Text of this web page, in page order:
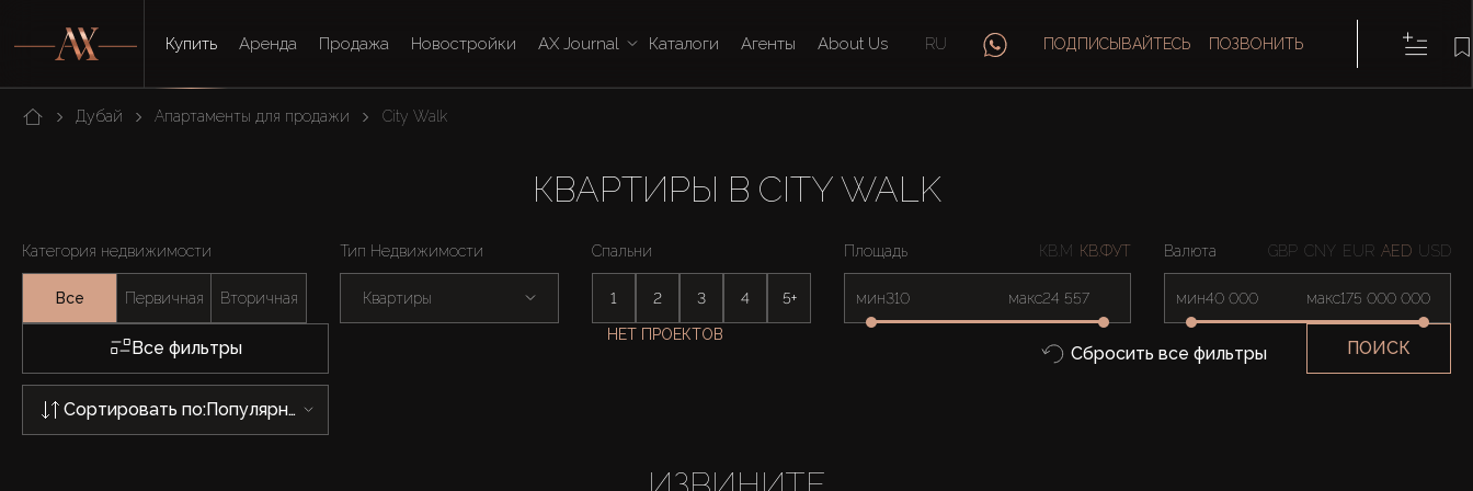
Купить Аренда Продажа Новостройки AX Journal Каталоги Агенты About Us RU ПОДПИСЫВАЙТЕСЬ ПОЗВОНИТЬ
Дубай Апартаменты для продажи City Walk
КВАРТИРЫ В CITY WALK
Категория недвижимости
Все Первичная Вторичная
Тип Недвижимости
Квартиры
Спальни
1 2 3 4 5+
Площадь КВ.М КВ.ФУТ
мин макс
Валюта GBP CNY EUR AED USD
мин макс
Все фильтры
НЕТ ПРОЕКТОВ
Сбросить все фильтры ПОИСК
Сортировать по: Популярности